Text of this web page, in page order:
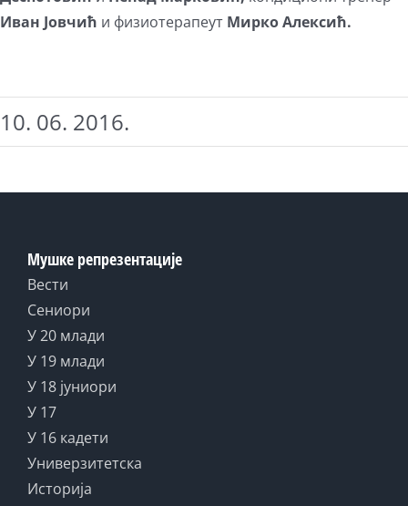
Иван Јовчић и физиотерапеут Мирко Алексић.
10. 06. 2016.
Мушке репрезентације
Вести
Сениори
У 20 млади
У 19 млади
У 18 јуниори
У 17
У 16 кадети
Универзитетска
Историја